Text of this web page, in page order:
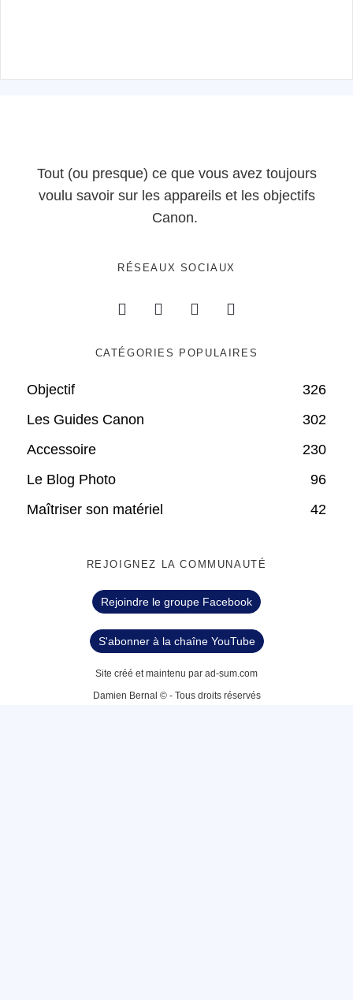
Tout (ou presque) ce que vous avez toujours
voulu savoir sur les appareils et les objectifs
Canon.
RÉSEAUX SOCIAUX
CATÉGORIES POPULAIRES
Objectif
326
Les Guides Canon
302
Accessoire
230
Le Blog Photo
96
Maîtriser son matériel
42
REJOIGNEZ LA COMMUNAUTÉ
Rejoindre le groupe Facebook
S'abonner à la chaîne YouTube
Site créé et maintenu par ad-sum.com
Damien Bernal © - Tous droits réservés